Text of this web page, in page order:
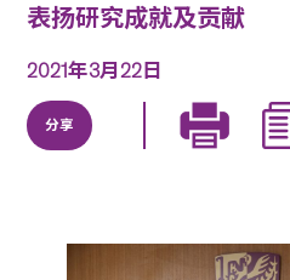
表扬研究成就及贡献
2021年3月22日
分享